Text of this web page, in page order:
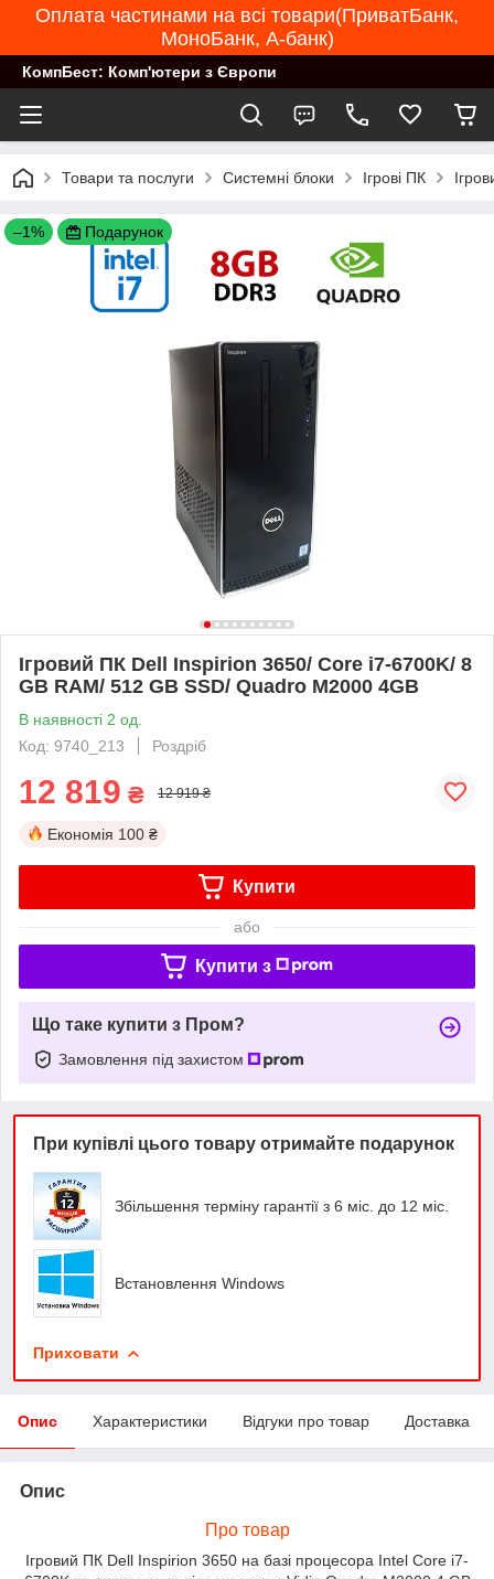
Оплата частинами на всі товари(ПриватБанк,
МоноБанк, А-банк)
КомпБест: Комп'ютери з Європи
Товари та послуги Системні блоки Ігрові ПК
–1% Подарунок
Ігровий ПК Dell Inspirion 3650/ Core i7-6700K/ 8
GB RAM/ 512 GB SSD/ Quadro M2000 4GB
В наявності 2 од.
Код: 9740_213
Роздріб
12 819 ₴ 12 919 ₴
Економія 100 ₴
Купити
або
Купити з
Що таке купити з Пром?
Замовлення під захистом
При купівлі цього товару отримайте подарунок
Збільшення терміну гарантії з 6 міс. до 12 міс.
Встановлення Windows
Приховати
Опис Характеристики Відгуки про товар Доставка
Опис
Про товар
Ігровий ПК Dell Inspirion 3650 на базі процесора Intel Core i7-